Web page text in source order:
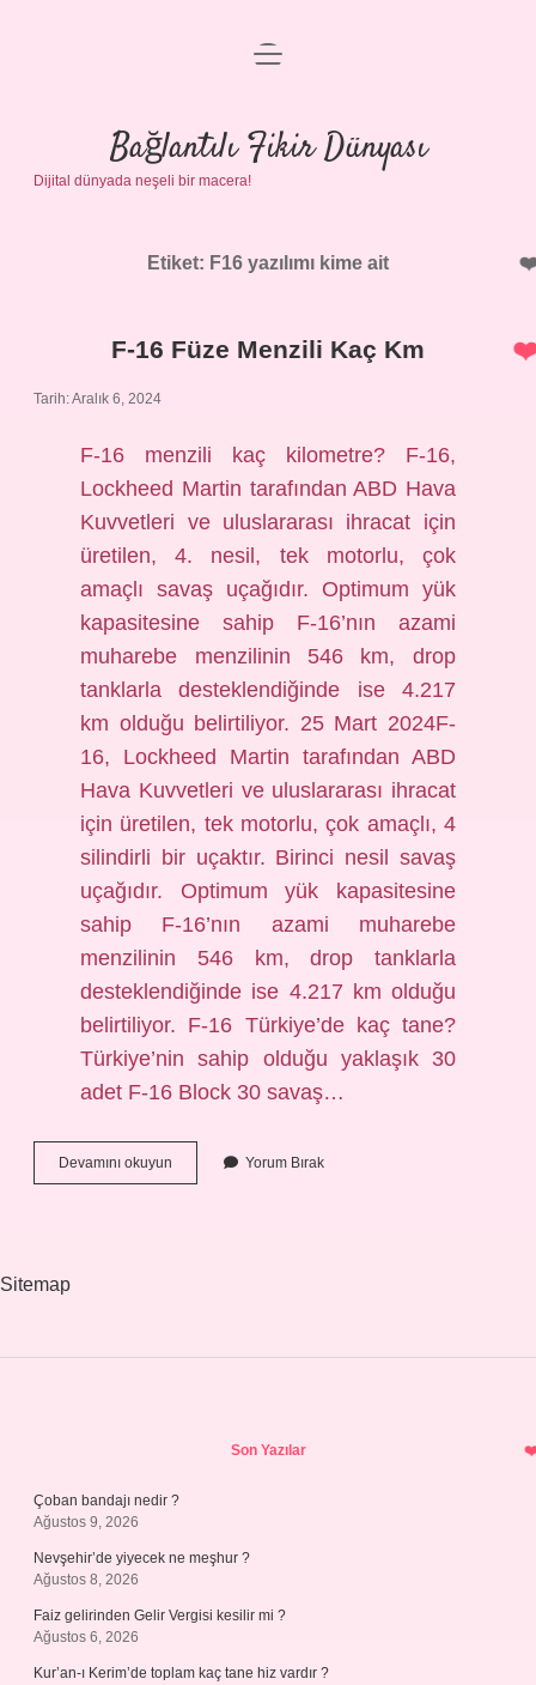
Anasayfa
Gizlilik Politikası
Yasal Uyarı
menüyü
Bağlantılı Fikir Dünyası
Dijital dünyada neşeli bir macera!
Etiket: F16 yazılımı kime ait
F-16 Füze Menzili Kaç Km
Tarih: Aralık 6, 2024
F-16 menzili kaç kilometre? F-16,
Lockheed Martin tarafından ABD Hava
Kuvvetleri ve uluslararası ihracat için
üretilen, 4. nesil, tek motorlu, çok
amaçlı savaş uçağıdır. Optimum yük
kapasitesine sahip F-16’nın azami
muharebe menzilinin 546 km, drop
tanklarla desteklendiğinde ise 4.217
km olduğu belirtiliyor. 25 Mart 2024F-
16, Lockheed Martin tarafından ABD
Hava Kuvvetleri ve uluslararası ihracat
için üretilen, tek motorlu, çok amaçlı, 4
silindirli bir uçaktır. Birinci nesil savaş
uçağıdır. Optimum yük kapasitesine
sahip F-16’nın azami muharebe
menzilinin 546 km, drop tanklarla
desteklendiğinde ise 4.217 km olduğu
belirtiliyor. F-16 Türkiye’de kaç tane?
Türkiye’nin sahip olduğu yaklaşık 30
adet F-16 Block 30 savaş…
Devamını okuyun
16
Yorum Bırak
Sitemap
Son Yazılar
Çoban bandajı nedir ?
Ağustos 9, 2026
Nevşehir’de yiyecek ne meşhur ?
Ağustos 8, 2026
Faiz gelirinden Gelir Vergisi kesilir mi ?
Ağustos 6, 2026
Kur’an-ı Kerim’de toplam kaç tane hiz vardır ?